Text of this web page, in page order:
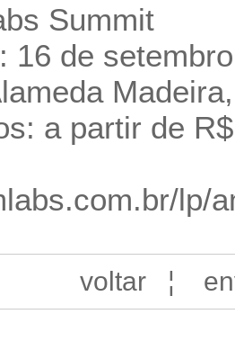
Summit
16 de setembro
a partir de
lp/
voltar¦